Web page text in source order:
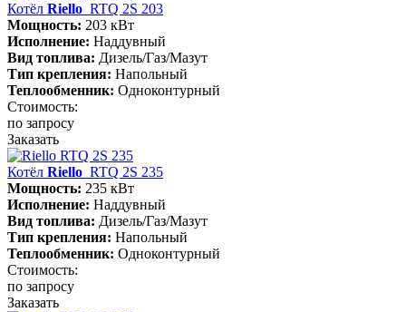
Котёл Riello RTQ 2S 203
Мощность: 203 кВт
Исполнение: Наддувный
Вид топлива: Дизель/Газ/Мазут
Тип крепления: Напольный
Теплообменник: Одноконтурный
Стоимость:
по запросу
Заказать
Котёл Riello RTQ 2S 235
Мощность: 235 кВт
Исполнение: Наддувный
Вид топлива: Дизель/Газ/Мазут
Тип крепления: Напольный
Теплообменник: Одноконтурный
Стоимость:
по запросу
Заказать